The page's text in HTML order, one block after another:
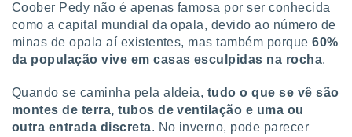
de
ao
através
nós e
Coober Pedy não é apenas famosa por ser conhecida
como a capital mundial da opala, devido ao número de
minas de opala aí existentes, mas também porque60%
da população vive em casas esculpidas na rocha.
Quando se caminha pela aldeia, tudo o que se vê são
montes de terra, tubos de ventilação e uma ou
outra entrada discreta. No inverno, pode parecer